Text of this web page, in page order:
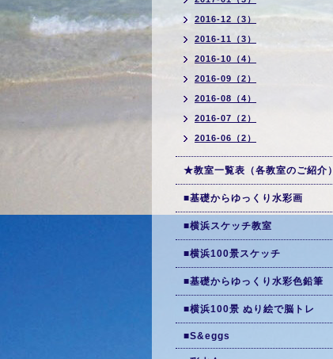
2016-12（3）
2016-11（3）
2016-10（4）
2016-09（2）
2016-08（4）
2016-07（2）
2016-06（2）
★教室一覧表（各教室のご紹介）
■基礎からゆっくり水彩画
■横浜スケッチ教室
■横浜100景スケッチ
■基礎からゆっくり水彩色鉛筆
■横浜100景 ぬり絵で脳トレ
■S&eggs